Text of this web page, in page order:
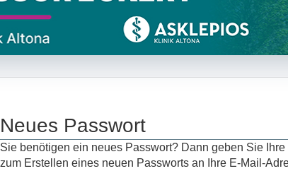
Neues Passwort
Sie benötigen ein neues Passwort? Dann geben Sie
zum Erstellen eines neuen Passworts an Ihre E-Mail-